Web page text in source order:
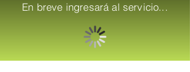
En breve ingresará al servicio...